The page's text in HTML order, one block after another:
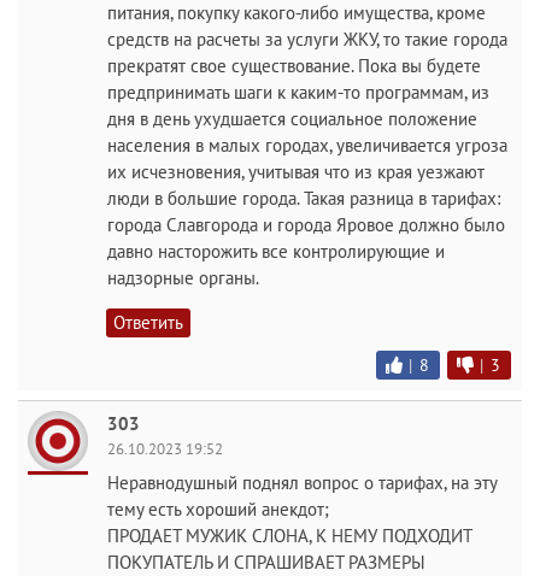
питания, покупку какого-либо имущества, кроме
средств на расчеты за услуги ЖКУ, то такие города
прекратят свое существование. Пока вы будете
предпринимать шаги к каким-то программам, из
дня в день ухудшается социальное положение
населения в малых городах, увеличивается угроза
их исчезновения, учитывая что из края уезжают
люди в большие города. Такая разница в тарифах:
города Славгорода и города Яровое должно было
давно насторожить все контролирующие и
надзорные органы.
Ответить
| 8 | 3
303
26.10.2023 19:52
Неравнодушный поднял вопрос о тарифах, на эту
тему есть хороший анекдот;
ПРОДАЕТ МУЖИК СЛОНА, К НЕМУ ПОДХОДИТ
ПОКУПАТЕЛЬ И СПРАШИВАЕТ РАЗМЕРЫ